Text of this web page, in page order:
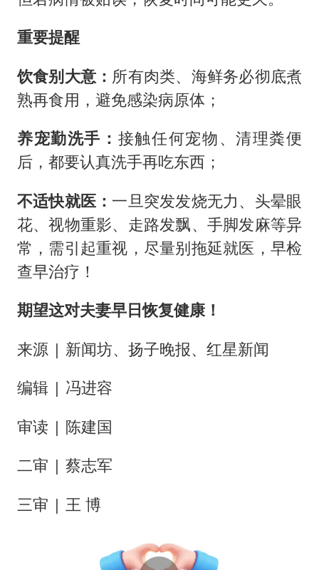
重要提醒
饮食别大意 ： 所有肉类、海鲜务必彻底煮
熟再食用，避免感染病原体；
养宠勤洗手 ： 接触任何宠物、清理粪便
后，都要认真洗手再吃东西；
不适快就医 ： 一旦突发发烧无力、头晕眼
花、视物重影、走路发飘、手脚发麻等异
常，需引起重视，尽量别拖延就医，早检
查早治疗！
期望这对夫妻早日恢复健康！
来源 | 新闻坊、扬子晚报、红星新闻
编辑 | 冯进容
审读 | 陈建国
二审 | 蔡志军
三审 | 王 博